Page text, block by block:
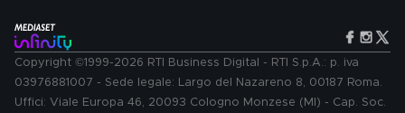
Copyright ©1999-2026 RTI Business Digital - RTI S.p.A.: p. iva
03976881007 - Sede legale: Largo del Nazareno 8, 00187 Roma.
Uffici: Viale Europa 46, 20093 Cologno Monzese (MI) - Cap. Soc.